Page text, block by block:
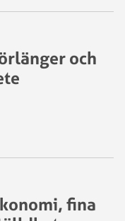
och
fina